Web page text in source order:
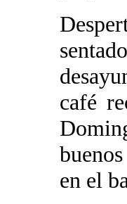
café
en el